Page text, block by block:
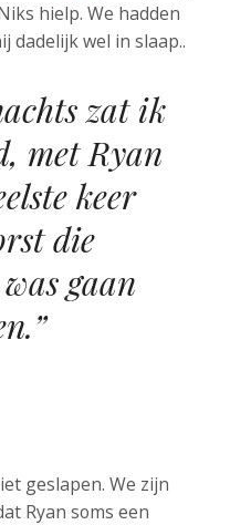
hielp. We hadden
dadelijk wel in slaap..
zat ik
met Ryan
keer
die
gaan
geslapen. We zijn
Ryan soms een